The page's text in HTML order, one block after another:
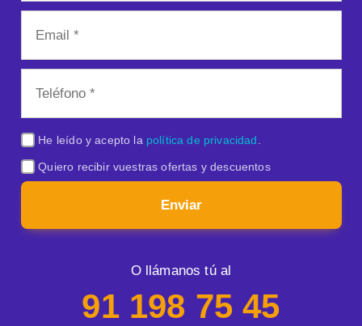
He leído y acepto la política de privacidad
Quiero recibir vuestras ofertas y descuentos
Enviar
O llámanos tú al
91 198 75 45